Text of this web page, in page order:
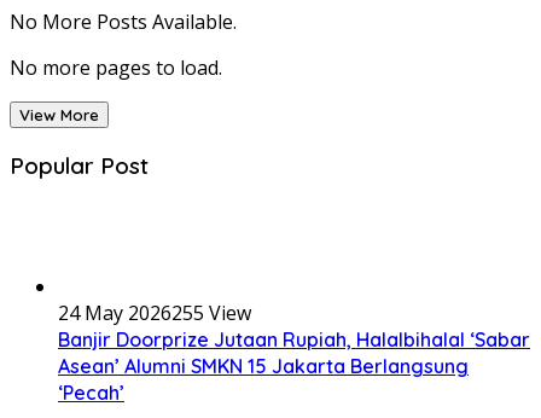
No More Posts Available.
No more pages to load.
View More
Popular Post
24 May 2026255 View
Banjir Doorprize Jutaan Rupiah, Halalbihalal ‘Sabar
Asean’ Alumni SMKN 15 Jakarta Berlangsung
‘Pecah’